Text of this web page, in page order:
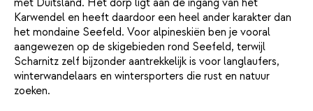
Karwendel en heeft daardoor een heel ander karakter dan
het mondaine Seefeld. Voor alpineskiën ben je vooral
aangewezen op de skigebieden rond Seefeld, terwijl
Scharnitz zelf bijzonder aantrekkelijk is voor langlaufers,
winterwandelaars en wintersporters die rust en natuur
zoeken.